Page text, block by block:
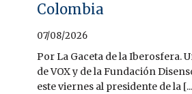
Colombia
07/08/2026
Por La Gaceta de la Iberosfera.
de VOX y de la Fundación
este viernes al presidente de la